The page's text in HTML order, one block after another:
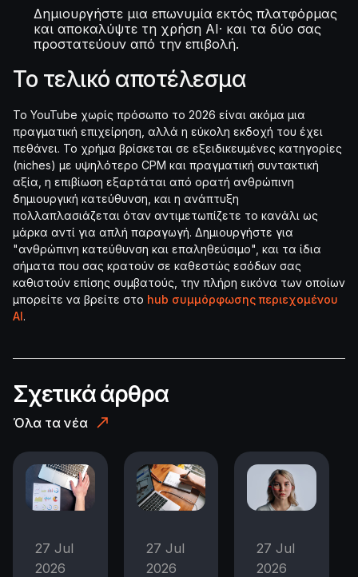
Δημιουργήστε μια επωνυμία εκτός πλατφόρμας
και αποκαλύψτε τη χρήση AI· και τα δύο σας
προστατεύουν από την επιβολή.
Το τελικό αποτέλεσμα
Το YouTube χωρίς πρόσωπο το 2026 είναι ακόμα μια
πραγματική επιχείρηση, αλλά η εύκολη εκδοχή του έχει
πεθάνει. Το χρήμα βρίσκεται σε εξειδικευμένες κατηγορίες
(niches) με υψηλότερο CPM και πραγματική συντακτική
αξία, η επιβίωση εξαρτάται από ορατή ανθρώπινη
δημιουργική κατεύθυνση, και η ανάπτυξη
πολλαπλασιάζεται όταν αντιμετωπίζετε το κανάλι ως
μάρκα αντί για απλή παραγωγή. Δημιουργήστε για
"ανθρώπινη κατεύθυνση και επαληθεύσιμο", και τα ίδια
σήματα που σας κρατούν σε καθεστώς εσόδων σας
καθιστούν επίσης συμβατούς, την πλήρη εικόνα των οποίων
μπορείτε να βρείτε στο hub συμμόρφωσης περιεχομένου
AI.
Σχετικά άρθρα
Όλα τα νέα
27 Jul
2026
27 Jul
2026
27 Jul
2026